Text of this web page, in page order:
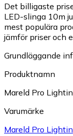
Det billigaste
LED-slinga 10m
mest populära
jämför priser och
Grundläggande
Produktnamn
Mareld Pro
Varumärke
Mareld Pro